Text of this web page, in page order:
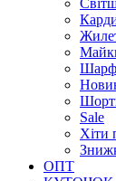
Sale
Хіти
ОПТ